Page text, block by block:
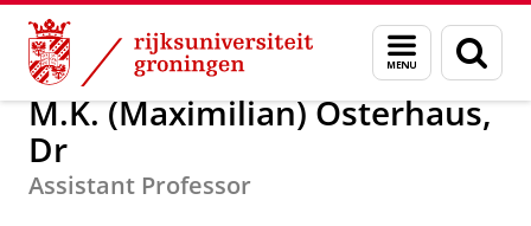
Skip
Content
Skip
Navigation
Menu
en
zoeken
Over ons M.K. (Maximilian) Osterhaus, Dr
M.K. (Maximilian) Osterhaus,
Dr
Assistant Professor